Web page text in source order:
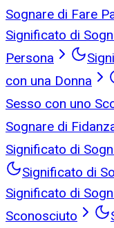
Sognare di Fare
Significato di
Persona
con una Donna
Sesso con uno
Sognare di
Significato di
Significato di
Significato di
Sconosciuto